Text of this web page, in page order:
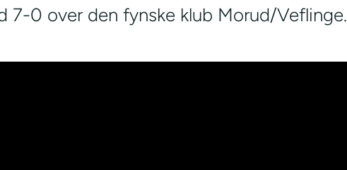
7-0 over den fynske klub Morud/Veflinge.